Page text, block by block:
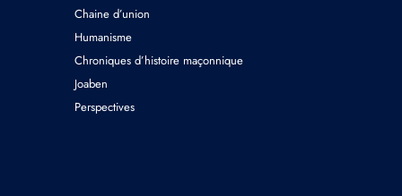
Chaine d’union
Humanisme
Chroniques d’histoire maçonnique
Joaben
Perspectives